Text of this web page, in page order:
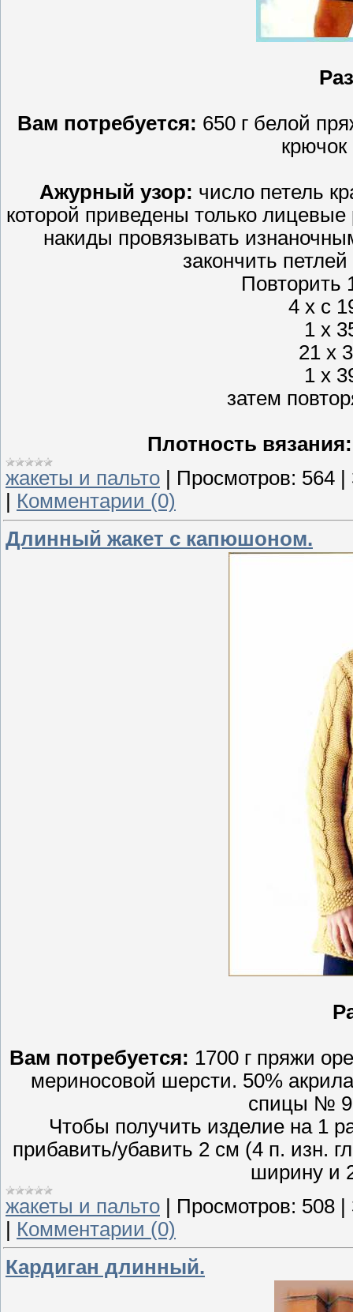
Вам потребуется: 650 г белой
Ажурный узор: число петель
которой приведены только лицевые
накиды провязывать
закончить
Повторить
4 х с
1 х
21 х
1 х
затем
Плотность вязания:
жакеты и пальто
Просмотров: 564
Комментарии (0)
Длинный жакет с капюшоном.
Вам потребуется: 1700 г пряжи
мериносовой шерсти. 50%
спицы №
Чтобы получить изделие на 1
прибавить/убавить 2 см (4 п. изн.
ширину и
жакеты и пальто
Просмотров: 508
Комментарии (0)
Кардиган длинный.